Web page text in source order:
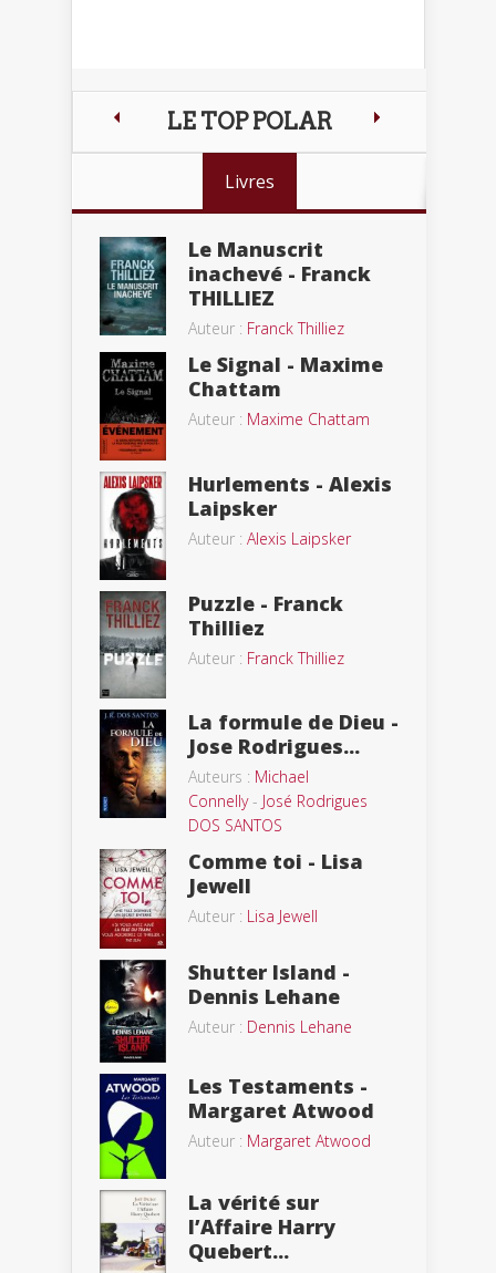
LE TOP POLAR
Livres
Le Manuscrit
inachevé - Franck
THILLIEZ
Auteur : Franck Thilliez
Le Signal - Maxime
Chattam
Auteur : Maxime Chattam
Hurlements - Alexis
Laipsker
Auteur : Alexis Laipsker
Puzzle - Franck
Thilliez
Auteur : Franck Thilliez
La formule de Dieu -
Jose Rodrigues...
Auteurs : Michael
Connelly- José Rodrigues
DOS SANTOS
Comme toi - Lisa
Jewell
Auteur : Lisa Jewell
Shutter Island -
Dennis Lehane
Auteur : Dennis Lehane
Les Testaments -
Margaret Atwood
Auteur : Margaret Atwood
La vérité sur
l’Affaire Harry
Quebert...